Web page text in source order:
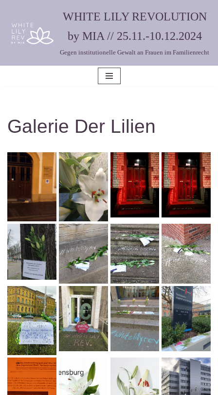
Zum
Inhalt
WHITE LILY REVOLUTION
by MIA // 25.11.-10.12.2024
Gegen institutionelle Gewalt an Frauen im Familienrecht
Galerie Der Lilien